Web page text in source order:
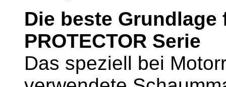
Die beste
PROTECTOR Serie
Das speziell bei